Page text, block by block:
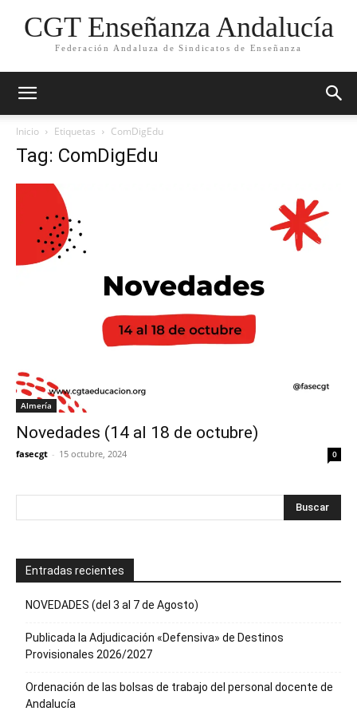
CGT Enseñanza Andalucía
Federación Andaluza de Sindicatos de Enseñanza
Inicio Etiquetas ComDigEdu
Tag: ComDigEdu
Almería
Novedades (14 al 18 de octubre)
fasecgt - 15 octubre, 2024 0
Entradas recientes
NOVEDADES (del 3 al 7 de Agosto)
Publicada la Adjudicación «Defensiva» de Destinos
Provisionales 2026/2027
Ordenación de las bolsas de trabajo del personal docente de
Andalucía